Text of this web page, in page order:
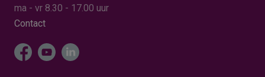
ma - vr 8.30 - 17.00 uur
Contact